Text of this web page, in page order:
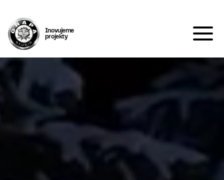
Inovujeme
projekty